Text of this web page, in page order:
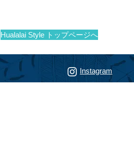
Hualalai Style トップページへ
Instagram